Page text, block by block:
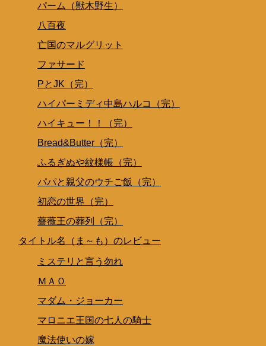
パーム（獣木野生）
八百夜
亡国のマルグリット
ファサード
PとJK（完）
ハイパーミディ中島ハルコ（完）
ハイキュー！！（完）
Bread&Butter（完）
ふるぎぬや紋様帳（完）
パパと親父のウチご飯（完）
初恋の世界（完）
薔薇王の葬列（完）
タイトル名（ま～も）のレビュー
ミステリと言う勿れ
ＭＡＯ
マダム・ジョーカー
マロニエ王国の七人の騎士
魔法使いの嫁